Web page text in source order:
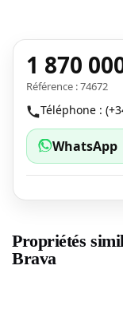
1 870
Référence : 74672
Téléphone :
WhatsApp
Propriétés
Brava